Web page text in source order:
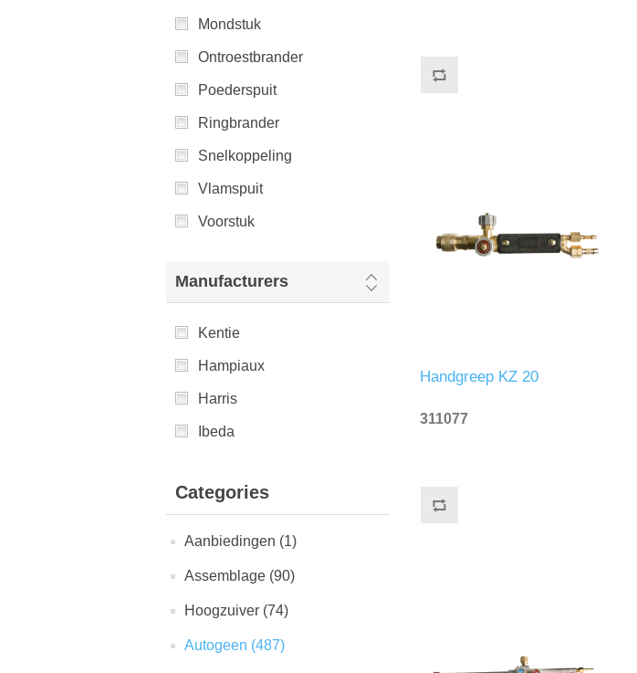
Mondstuk
Ontroestbrander
Poederspuit
Ringbrander
Snelkoppeling
Vlamspuit
Voorstuk
Manufacturers
Kentie
Hampiaux
Harris
Ibeda
Categories
Aanbiedingen (1)
Assemblage (90)
Hoogzuiver (74)
Autogeen (487)
Handgreep KZ 20
311077